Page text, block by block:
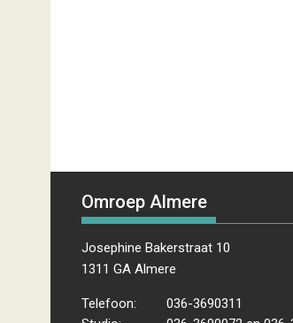
Omroep Almere
Josephine Bakerstraat 10
1311 GA Almere
Telefoon:
036-3690311